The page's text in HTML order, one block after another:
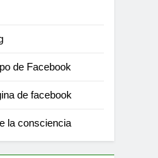
de Facebook
de facebook
la consciencia